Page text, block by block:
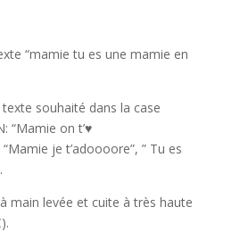
“mamie tu es une mamie en
souhaité dans la case
“Mamie on t’♥
je t’adoooore”, ” Tu es
main levée et cuite à très haute